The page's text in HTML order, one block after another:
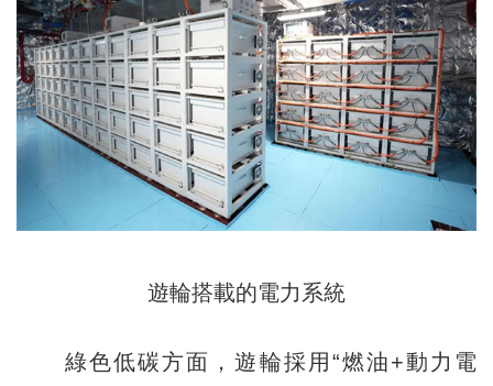
遊輪搭載的電力系統
綠色低碳方面，遊輪採用“燃油+動力電